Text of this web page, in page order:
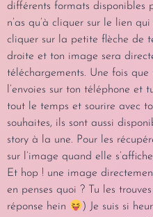
différents formats disponibles
n’as qu’à cliquer sur le lien
cliquer sur la petite flèche de
droite et ton image sera
téléchargements. Une fois que
l’envoies sur ton téléphone
tout le temps et sourire avec
souhaites, ils sont aussi
story à la une. Pour les
sur l’image quand elle
Et hop ! une image
en penses quoi ? Tu les
réponse hein
) Je suis si